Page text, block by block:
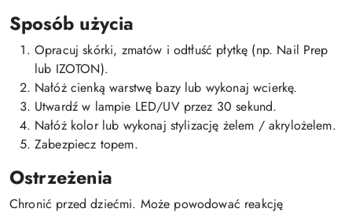
Sposób użycia
Opracuj skórki, zmatów i odtłuść płytkę (np. Nail Prep
lub IZOTON).
Nałóż cienką warstwę bazy lub wykonaj wcierkę.
Utwardź w lampie LED/UV przez 30 sekund.
Nałóż kolor lub wykonaj stylizację żelem / akrylożelem.
Zabezpiecz topem.
Ostrzeżenia
Chronić przed dziećmi. Może powodować reakcję